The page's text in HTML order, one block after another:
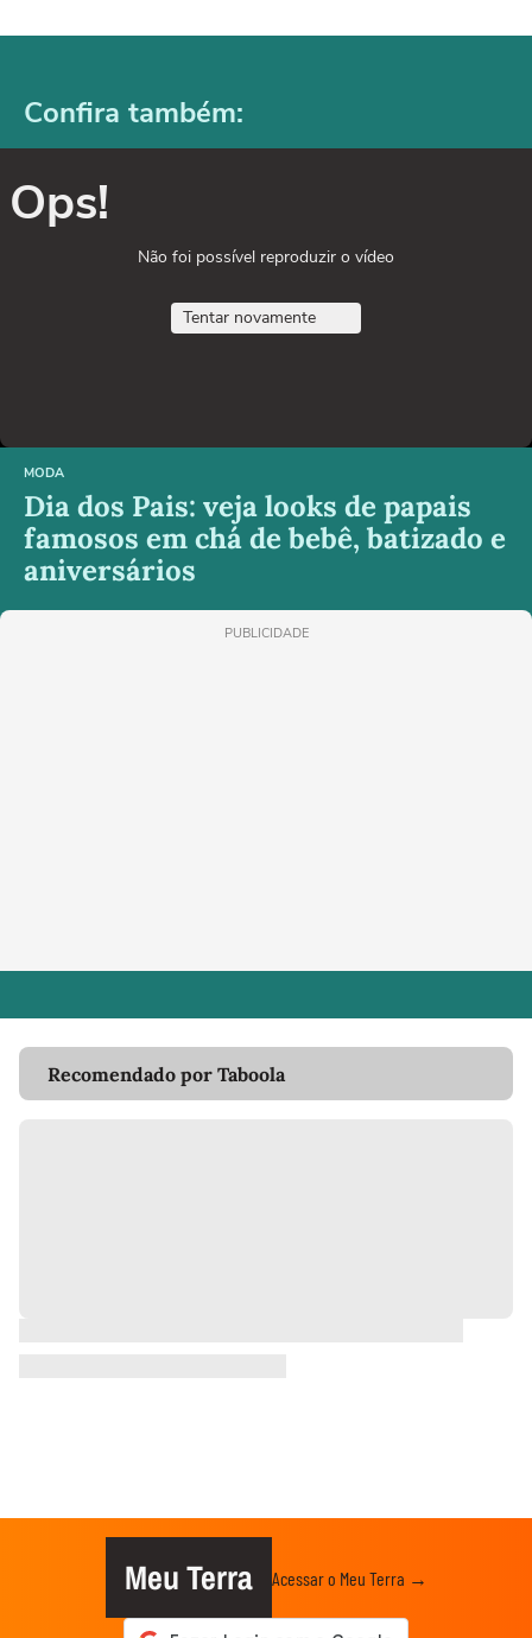
Confira também:
Ops!
Não foi possível reproduzir o vídeo
Tentar novamente
MODA
Dia dos Pais: veja looks de papais
famosos em chá de bebê, batizado e
aniversários
PUBLICIDADE
Recomendado por Taboola
Meu Terra Acessar o Meu Terra →